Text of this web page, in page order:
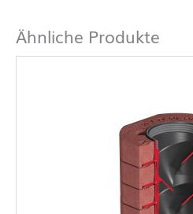
Ähnliche Produkte